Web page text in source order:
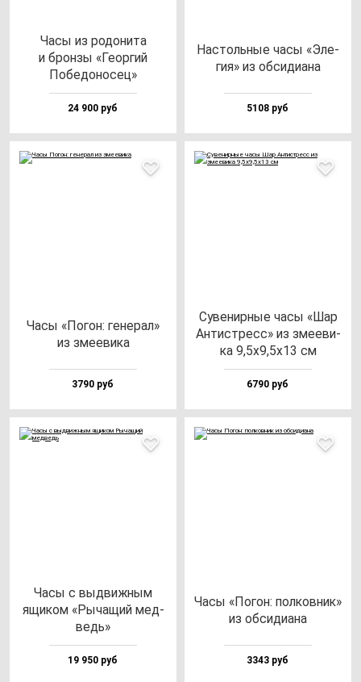
Часы из ро­до­ни­та
и брон­зы «Геор­гий
Побе­до­но­сец»
24 900 руб
Нас­толь­ные ча­сы «Эле­
гия» из об­си­ди­ана
5108 руб
Часы «Погон: ге­не­рал»
из зме­еви­ка
3790 руб
Суве­нир­ные ча­сы «Шар
Антис­тресс» из зме­еви­
ка 9,5х9,5х13 см
6790 руб
Часы с выд­виж­ным
ящи­ком «Рыча­щий мед­
ведь»
19 950 руб
Часы «Погон: пол­ков­ник»
из об­си­ди­ана
3343 руб